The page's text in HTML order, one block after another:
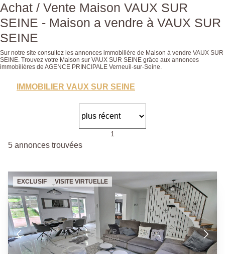
Achat / Vente Maison VAUX SUR
SEINE - Maison a vendre à VAUX SUR
SEINE
Sur notre site consultez les annonces immobilière de Maison à vendre VAUX SUR
SEINE. Trouvez votre Maison sur VAUX SUR SEINE grâce aux annonces
immobilières de AGENCE PRINCIPALE Verneuil-sur-Seine.
IMMOBILIER VAUX SUR SEINE
1
5 annonces trouvées
EXCLUSIF VISITE VIRTUELLE